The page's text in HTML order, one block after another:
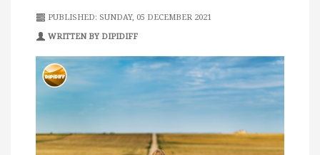
PUBLISHED: SUNDAY, 05 DECEMBER 2021
WRITTEN BY DIPIDIFF